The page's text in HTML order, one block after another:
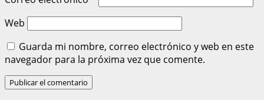
Web
Guarda mi nombre, correo electrónico y web en este
navegador para la próxima vez que comente.